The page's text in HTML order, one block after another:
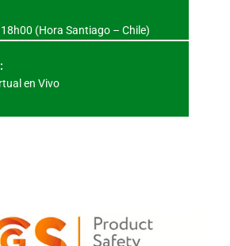
(Hora Santiago – Chile)
en Vivo